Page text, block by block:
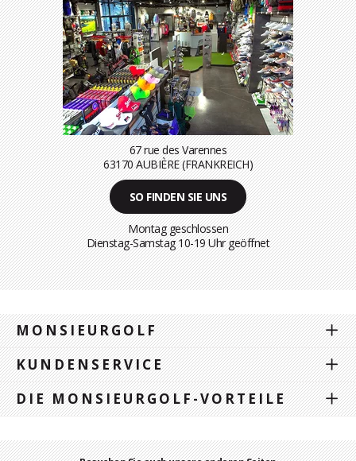
67 rue des Varennes
63170 AUBIÈRE (FRANKREICH)
SO FINDEN SIE UNS
Montag geschlossen
Dienstag-Samstag 10-19 Uhr geöffnet
MONSIEURGOLF
KUNDENSERVICE
DIE MONSIEURGOLF-VORTEILE